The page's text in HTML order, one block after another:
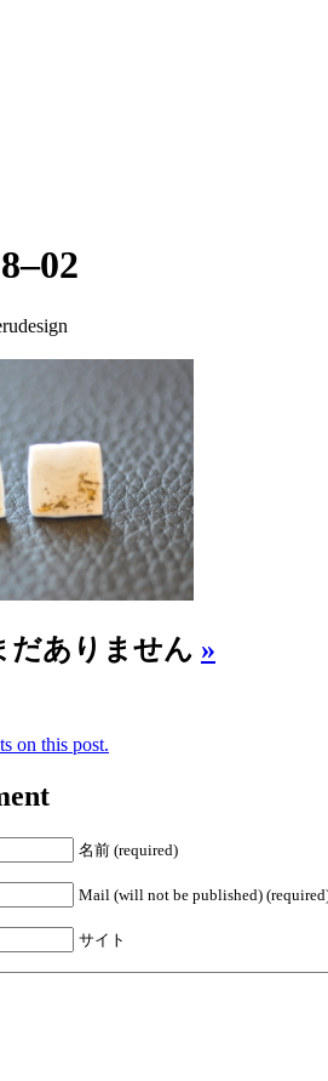
だありません »
on this post.
名前 (required)
Mail (will not be published)
サイト